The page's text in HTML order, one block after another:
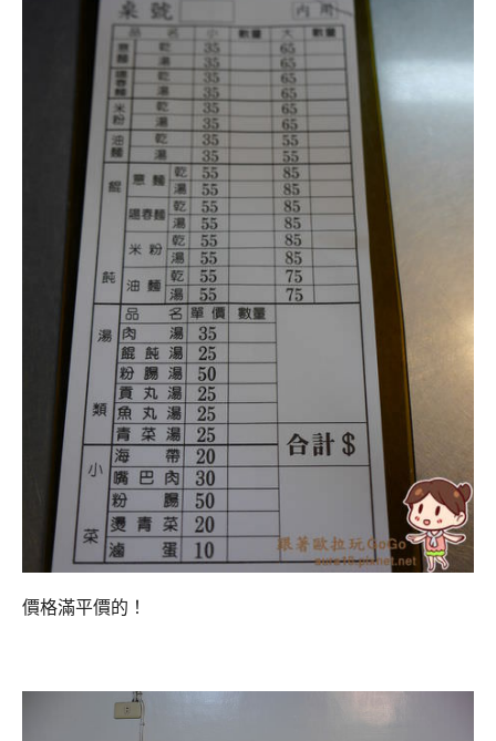
價格滿平價的！